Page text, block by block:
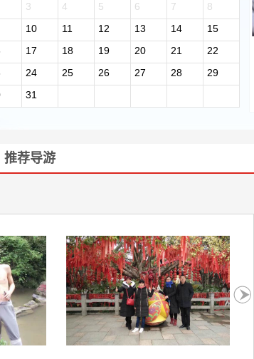
3 4 5 6 7
8
10 11 12 13 14
15
17 18 19 20 21
22
24 25 26 27 28
29
31
推荐导游